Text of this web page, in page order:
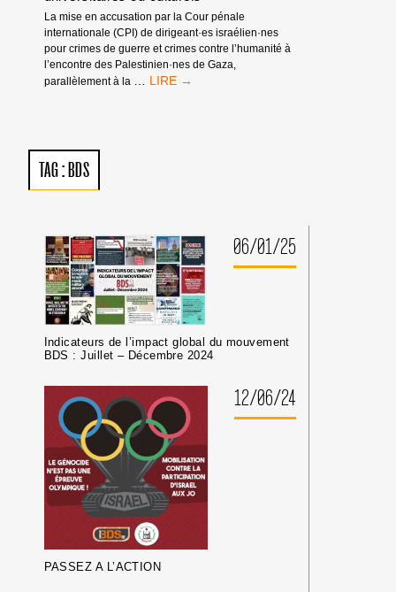
La mise en accusation par la Cour pénale
internationale (CPI) de dirigeant·es israélien·nes
pour crimes de guerre et crimes contre l’humanité à
l’encontre des Palestinien·nes de Gaza,
parallèlement à la … MANDATS
CRIMINEL·LES
DE
GUERRE
ISRAÉLIEN·NES
PRÉSUMÉ·ES
DANS
LES
MILIEUX
OU
CULTURELS
TAG : BDS
06/01/25
Indicateurs de l’impact global du mouvement
BDS : Juillet – Décembre 2024
12/06/24
PASSEZ A L’ACTION